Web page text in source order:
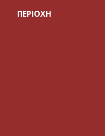
ΠΕΡΙΟΧΗ